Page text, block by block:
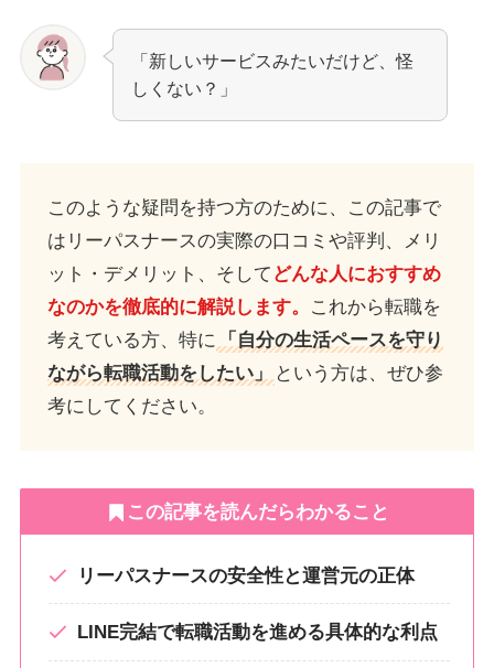
「新しいサービスみたいだけど、怪
しくない？」
このような疑問を持つ方のために、この記事で
はリーパスナースの実際の口コミや評判、メリ
ット・デメリット、そして どんな人におすすめ
なのかを徹底的に解説します。 これから転職を
考えている方、特に
「自分の生活ペースを守り
ながら転職活動をしたい」
という方は、ぜひ参
考にしてください。
この記事を読んだらわかること
リーパスナースの安全性と運営元の正体
LINE完結で転職活動を進める具体的な利点